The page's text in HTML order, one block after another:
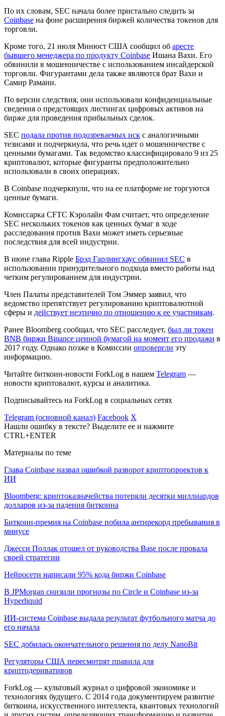
По их словам, SEC начала более пристально следить за
Coinbase на фоне расширения биржей количества токенов для
торговли.
Кроме того, 21 июля Минюст США сообщил об аресте
бывшего менеджера по продукту Coinbase Ишана Вахи. Его
обвинили в мошенничестве с использованием инсайдерской
торговли. Фигурантами дела также являются брат Вахи и
Самир Рамани.
По версии следствия, они использовали конфиденциальные
сведения о предстоящих листингах цифровых активов на
бирже для проведения прибыльных сделок.
SEC подала против подозреваемых иск с аналогичными
тезисами и подчеркнула, что речь идет о мошенничестве с
ценными бумагами. Так ведомство классифицировало 9 из 25
криптовалют, которые фигуранты предположительно
использовали в своих операциях.
В Coinbase подчеркнули, что на ее платформе не торгуются
ценные бумаги.
Комиссарка CFTC Кэролайн Фам считает, что определение
SEC нескольких токенов как ценных бумаг в ходе
расследования против Вахи может иметь серьезные
последствия для всей индустрии.
В июне глава Ripple Брэд Гарлингхаус обвинил SEC в
использовании принудительного подхода вместо работы над
четким регулированием для индустрии.
Член Палаты представителей Том Эммер заявил, что
ведомство препятствует регулированию криптовалютной
сферы и действует неэтично по отношению к ее участникам.
Ранее Bloomberg сообщал, что SEC расследует, был ли токен
BNB биржи Binance ценной бумагой на момент его продажи в
2017 году. Однако позже в Комиссии опровергли эту
информацию.
Читайте биткоин-новости ForkLog в нашем Telegram —
новости криптовалют, курсы и аналитика.
Подписывайтесь на ForkLog в социальных сетях
Telegram (основной канал) Facebook X
Нашли ошибку в тексте? Выделите ее и нажмите
CTRL+ENTER
Материалы по теме
Глава Coinbase назвал ошибкой разворот криптопроектов к
ИИ
Bloomberg: криптоказначейства потеряли десятки миллиардов
долларов из-за падения биткоина
Биткоин-премия на Coinbase побила антирекорд пребывания в
минусе
Джесси Поллак отошел от руководства Base после провала
своей стратегии
Нейросети написали 95% кода биржи Coinbase
В JPMorgan снизили прогнозы по Circle и Coinbase из-за
Hyperliquid
ИИ-система Coinbase выдала результат футбольного матча до
его начала
SEC добилась окончательного решения по делу NanoBit
Регуляторы США пересмотрят правила для
криптодеривативов
ForkLog — культовый журнал о цифровой экономике и
технологиях будущего. С 2014 года документируем развитие
биткоина, искусственного интеллекта, квантовых технологий